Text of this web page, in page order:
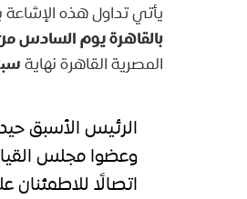
يأتي تداول هذه الإشاعة
بالقاهرة يوم السادس من
المصرية القاهرة نهاية
الرئيس الأسبق
وعضوا مجلس
اتصالًا